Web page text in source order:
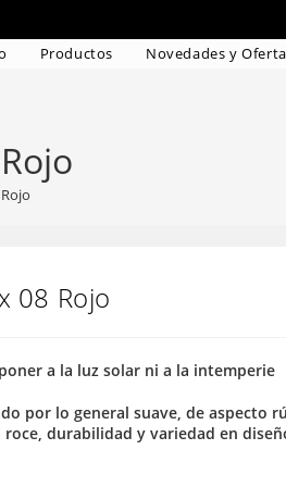
Productos Novedades y
08 Rojo
a la luz solar ni a la intemperie
por lo general suave, de aspecto
durabilidad y variedad en